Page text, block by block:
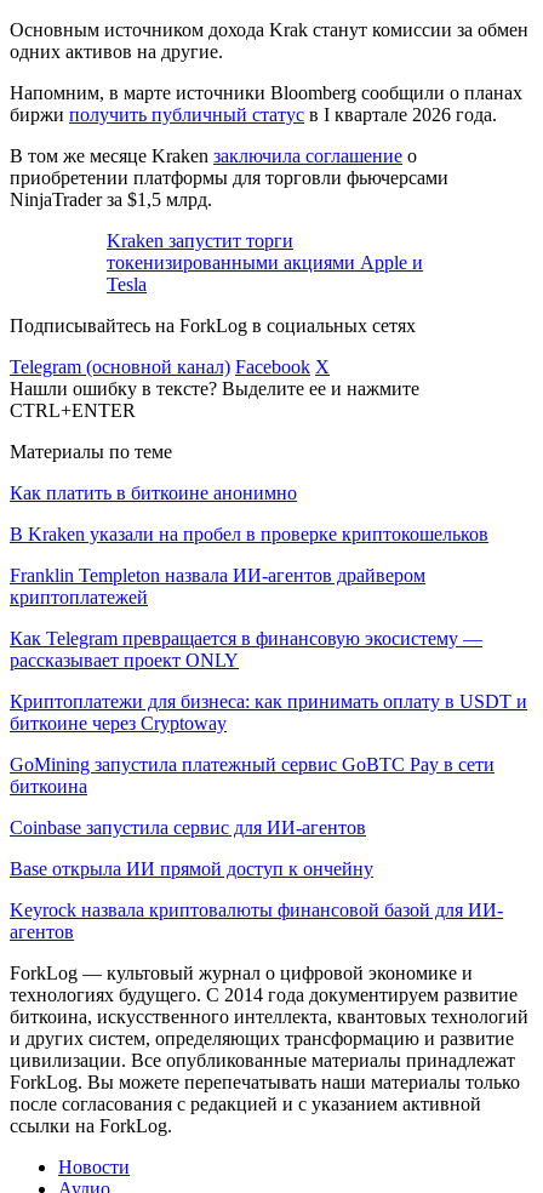
Основным источником дохода Krak станут комиссии за обмен
одних активов на другие.
Напомним, в марте источники Bloomberg сообщили о планах
биржи получить публичный статус в I квартале 2026 года.
В том же месяце Kraken заключила соглашение о
приобретении платформы для торговли фьючерсами
NinjaTrader за $1,5 млрд.
Kraken запустит торги
токенизированными акциями Apple и
Tesla
Подписывайтесь на ForkLog в социальных сетях
Telegram (основной канал) Facebook X
Нашли ошибку в тексте? Выделите ее и нажмите
CTRL+ENTER
Материалы по теме
Как платить в биткоине анонимно
В Kraken указали на пробел в проверке криптокошельков
Franklin Templeton назвала ИИ-агентов драйвером
криптоплатежей
Как Telegram превращается в финансовую экосистему —
рассказывает проект ONLY
Криптоплатежи для бизнеса: как принимать оплату в USDT и
биткоине через Cryptoway
GoMining запустила платежный сервис GoBTC Pay в сети
биткоина
Coinbase запустила сервис для ИИ-агентов
Base открыла ИИ прямой доступ к ончейну
Keyrock назвала криптовалюты финансовой базой для ИИ-
агентов
ForkLog — культовый журнал о цифровой экономике и
технологиях будущего. С 2014 года документируем развитие
биткоина, искусственного интеллекта, квантовых технологий
и других систем, определяющих трансформацию и развитие
цивилизации. Все опубликованные материалы принадлежат
ForkLog. Вы можете перепечатывать наши материалы только
после согласования с редакцией и с указанием активной
ссылки на ForkLog.
Новости
Аудио